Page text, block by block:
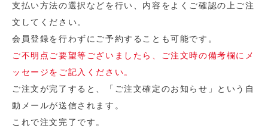
支払い方法の選択などを行い、内容をよくご確認の上ご注
文してください。
会員登録を行わずにご予約することも可能です。
ご不明点ご要望等ございましたら、ご注文時の備考欄にメ
ッセージをご記入ください。
ご注文が完了すると、「ご注文確定のお知らせ」という自
動メールが送信されます。
これで注文完了です。